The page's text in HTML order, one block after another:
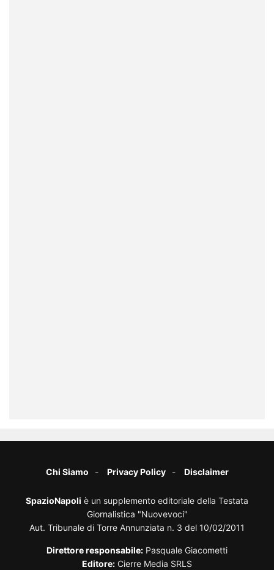
Chi Siamo Privacy Policy Disclaimer
SpazioNapoli è un supplemento editoriale della Testata
Giornalistica "Nuovevoci"
Aut. Tribunale di Torre Annunziata n. 3 del 10/02/2011
Direttore responsabile: Pasquale Giacometti
Editore: Cierre Media SRLS